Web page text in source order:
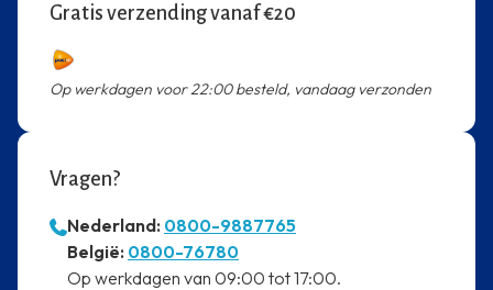
Gratis verzending vanaf €20
Op werkdagen voor 22:00 besteld, vandaag verzonden
Vragen?
Nederland: 0800-9887765
⁠België: 0800-76780
⁠Op werkdagen van 09:00 tot 17:00.